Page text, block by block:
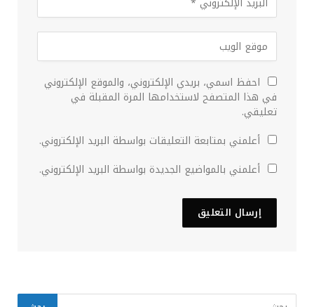
احفظ اسمي، بريدي الإلكتروني، والموقع الإلكتروني
في هذا المتصفح لاستخدامها المرة المقبلة في
تعليقي.
أعلمني بمتابعة التعليقات بواسطة البريد الإلكتروني.
أعلمني بالمواضيع الجديدة بواسطة البريد الإلكتروني.